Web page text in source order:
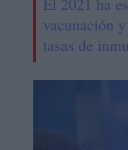
vacunación
tasas de